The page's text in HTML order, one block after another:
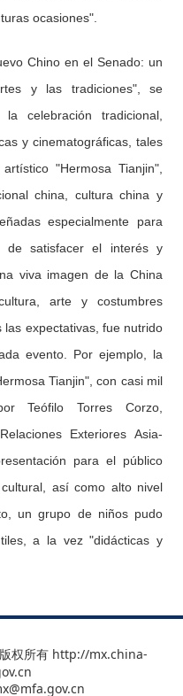
ocasiones".
Chino en el Senado: un
y las tradiciones", se
celebración tradicional,
y cinematográficas, tales
"Hermosa Tianjin",
china, cultura china y
especialmente para
satisfacer el interés y
viva imagen de la China
arte y costumbres
expectativas, fue nutrido
evento. Por ejemplo, la
Tianjin", con casi mil
Teófilo Torres Corzo,
Exteriores Asia-
para el público
así como alto nivel
un grupo de niños pudo
a la vez "didácticas y
权所有 http://mx.china-